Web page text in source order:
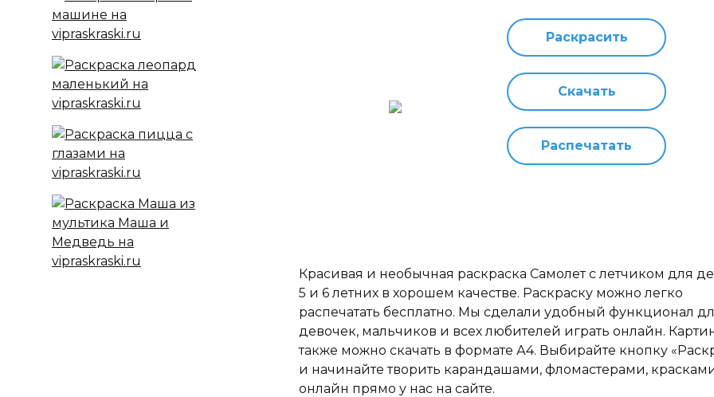
Раскрасить
Скачать
Распечатать
Красивая и необычная раскраска Самолет с летчиком для
5 и 6 летних в хорошем качестве. Раскраску можно легко
распечатать бесплатно. Мы сделали удобный функционал
девочек, мальчиков и всех любителей играть онлайн.
также можно скачать в формате А4. Выбирайте кнопку
и начинайте творить карандашами, фломастерами,
онлайн прямо у нас на сайте.